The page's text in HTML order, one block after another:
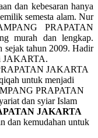
dan kebesaran hanya
semesta alam. Nur
PRAPATAN
murah dan lengkap.
sejak tahun 2009. Hadir
JAKARTA.
JAKARTA
untuk menjadi
PRAPATAN
dan syiar Islam
JAKARTA
dan kemudahan untuk